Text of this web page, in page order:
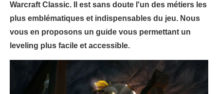
Warcraft Classic. Il est sans doute l'un des métiers les
plus emblématiques et indispensables du jeu. Nous
vous en proposons un guide vous permettant un
leveling plus facile et accessible.